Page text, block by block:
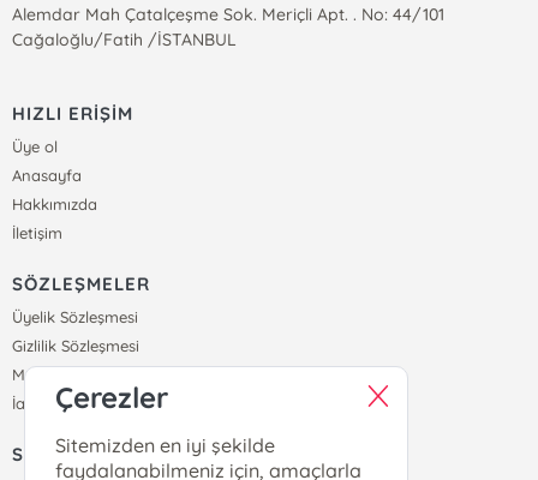
Alemdar Mah Çatalçeşme Sok. Meriçli Apt. . No: 44/101
Cağaloğlu/Fatih /İSTANBUL
HIZLI ERİŞİM
Üye ol
Anasayfa
Hakkımızda
İletişim
SÖZLEŞMELER
Üyelik Sözleşmesi
Gizlilik Sözleşmesi
Mesafeli Satış Sözleşmesi
İade ve Teslimat Koşulları
SİPARİŞ
Çerezler
Sitemizden en iyi şekilde
faydalanabilmeniz için, amaçlarla